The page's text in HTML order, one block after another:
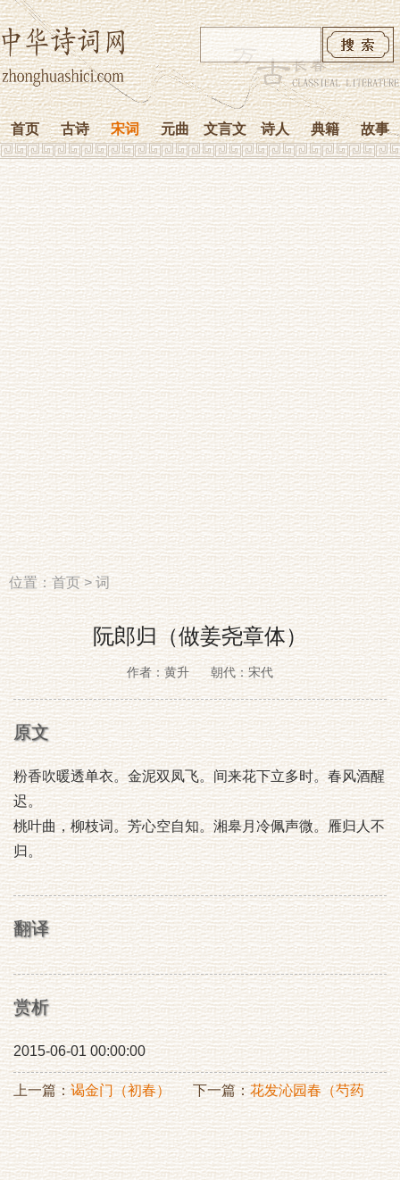
首页 古诗 宋词 元曲 文言文 诗人 典籍 故事
位置：首页>词
阮郎归（做姜尧章体）
作者：黄升 朝代：宋代
原文
粉香吹暖透单衣。金泥双凤飞。间来花下立多时。春风酒醒
迟。
桃叶曲，柳枝词。芳心空自知。湘皋月冷佩声微。雁归人不
归。
翻译
赏析
2015-06-01 00:00:00
上一篇：谒金门（初春） 下一篇：花发沁园春（芍药
会上）